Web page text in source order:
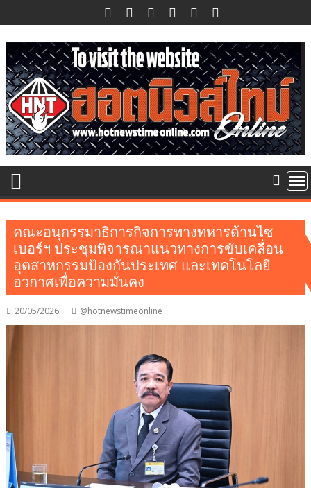
to
content
คณะอนุกรรมาธิการกิจการทางทหารด้านไซ
เบอร์ฯ ประชุมพิจารณาแนวทางการขับเคลื่อน
อุตสาหกรรมป้องกันประเทศ และเทคโนโลยี
อวกาศเพื่อความมั่นคง
20/05/2026 @hotnewstimeonline